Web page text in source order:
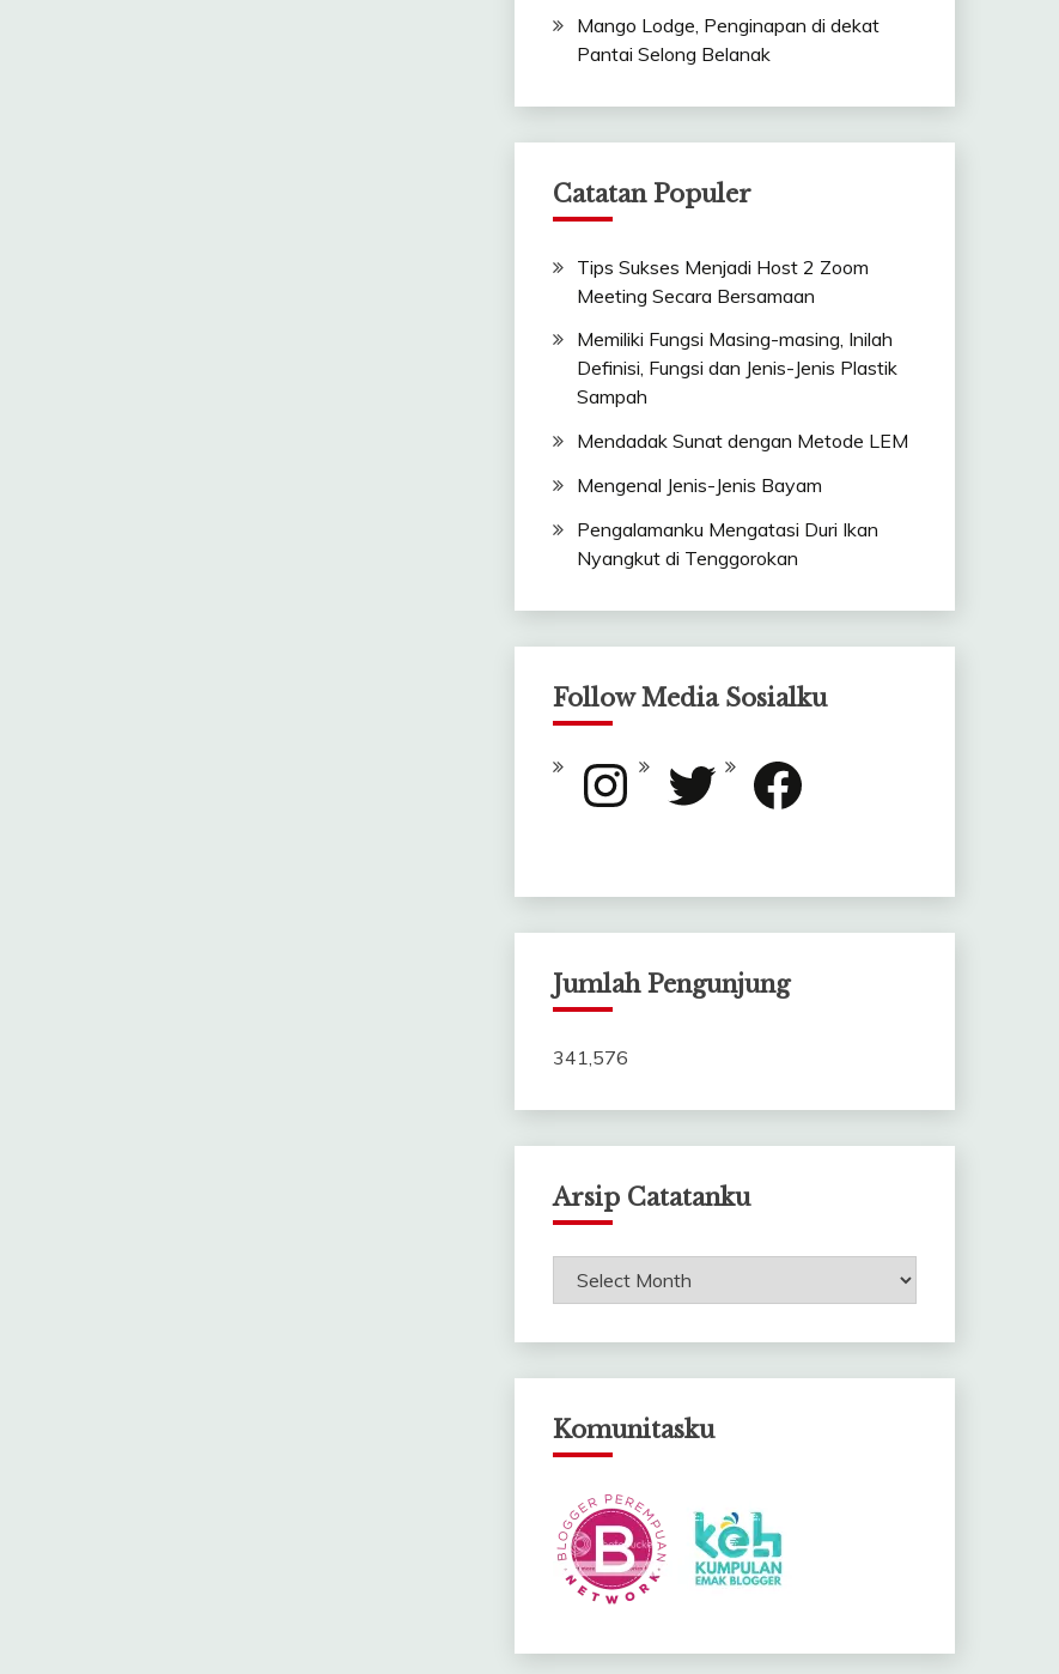
Mango Lodge, Penginapan di dekat
Pantai Selong Belanak
Catatan Populer
Tips Sukses Menjadi Host 2 Zoom
Meeting Secara Bersamaan
Memiliki Fungsi Masing-masing, Inilah
Definisi, Fungsi dan Jenis-Jenis Plastik
Sampah
Mendadak Sunat dengan Metode LEM
Mengenal Jenis-Jenis Bayam
Pengalamanku Mengatasi Duri Ikan
Nyangkut di Tenggorokan
Follow Media Sosialku
Instagram Twitter Facebook
Jumlah Pengunjung
341,576
Arsip Catatanku
Arsip
Komunitasku